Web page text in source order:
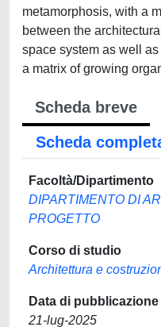
metamorphosis, with a
between the
space system as well
a matrix of growing
Scheda breve
Scheda
Facoltà/Dipartimento
DIPARTIMENTO DI
PROGETTO
Corso di studio
Architettura e
Data di pubblicazione
21-lug-2025